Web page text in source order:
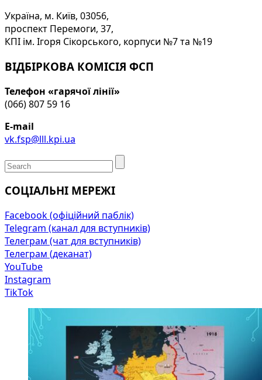
Україна, м. Київ, 03056,
проспект Перемоги, 37,
КПІ ім. Ігоря Сікорського, корпуси №7 та №19
ВІДБІРКОВА КОМІСІЯ ФСП
Телефон «гарячої лінії»
(066) 807 59 16
E-mail
vk.fsp@lll.kpi.ua
СОЦІАЛЬНІ МЕРЕЖІ
Facebook (офіційний паблік)
Telegram (канал для вступників)
Телеграм (чат для вступників)
Телеграм (деканат)
YouTube
Instagram
TikTok